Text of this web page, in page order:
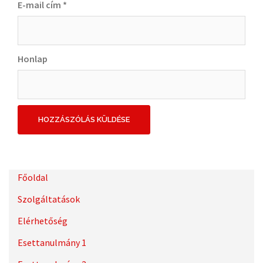
E-mail cím *
Honlap
Főoldal
Szolgáltatások
Elérhetőség
Esettanulmány 1